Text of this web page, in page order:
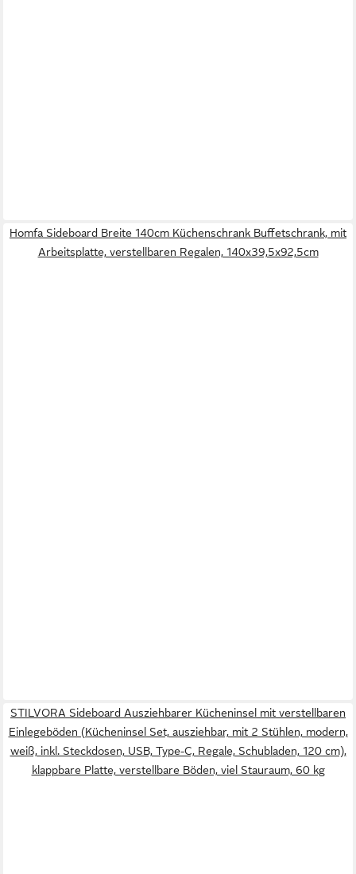
Homfa Sideboard Breite 140cm Küchenschrank Buffetschrank, mit
Arbeitsplatte, verstellbaren Regalen, 140x39,5x92,5cm
STILVORA Sideboard Ausziehbarer Kücheninsel mit verstellbaren
Einlegeböden (Kücheninsel Set, ausziehbar, mit 2 Stühlen, modern,
weiß, inkl. Steckdosen, USB, Type-C, Regale, Schubladen, 120 cm),
klappbare Platte, verstellbare Böden, viel Stauraum, 60 kg